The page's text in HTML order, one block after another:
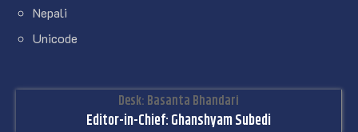
Nepali
Unicode
Desk: Basanta Bhandari
Editor-in-Chief: Ghanshyam Subedi